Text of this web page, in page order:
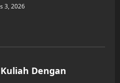
3, 2026
Dengan